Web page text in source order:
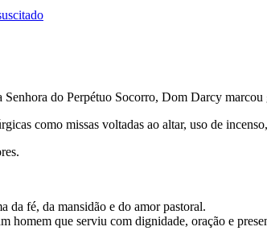
do Perpétuo Socorro, Dom Darcy
como missas voltadas ao altar, uso de
da fé, da mansidão e do amor pastoral.
homem que serviu com dignidade, oração e